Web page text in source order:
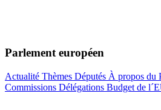
Parlement européen
Actualité Thèmes Députés À propos du
Commissions Délégations Budget de